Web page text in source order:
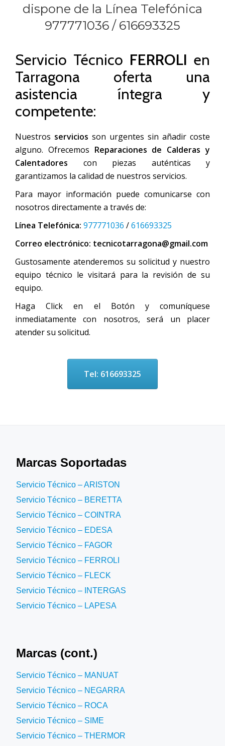
dispone de la Línea Telefónica
977771036 / 616693325
Servicio Técnico FERROLI en
Tarragona oferta una
asistencia íntegra y
competente:
Nuestros servicios son urgentes sin añadir coste
alguno. Ofrecemos Reparaciones de Calderas y
Calentadores con piezas auténticas y
garantizamos la calidad de nuestros servicios.
Para mayor información puede comunicarse con
nosotros directamente a través de:
Línea Telefónica: 977771036 /616693325
Correo electrónico: tecnicotarragona@gmail.com
Gustosamente atenderemos su solicitud y nuestro
equipo técnico le visitará para la revisión de su
equipo.
Haga Click en el Botón y comuníquese
inmediatamente con nosotros, será un placer
atender su solicitud.
Tel: 616693325
Marcas Soportadas
Servicio Técnico – ARISTON
Servicio Técnico – BERETTA
Servicio Técnico – COINTRA
Servicio Técnico – EDESA
Servicio Técnico – FAGOR
Servicio Técnico – FERROLI
Servicio Técnico – FLECK
Servicio Técnico – INTERGAS
Servicio Técnico – LAPESA
Marcas (cont.)
Servicio Técnico – MANUAT
Servicio Técnico – NEGARRA
Servicio Técnico – ROCA
Servicio Técnico – SIME
Servicio Técnico – THERMOR